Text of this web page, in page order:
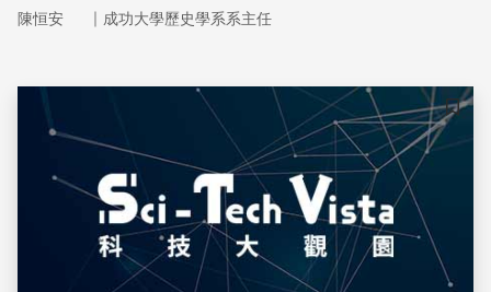
陳恒安 ｜ 成功大學歷史學系系主任
儲存